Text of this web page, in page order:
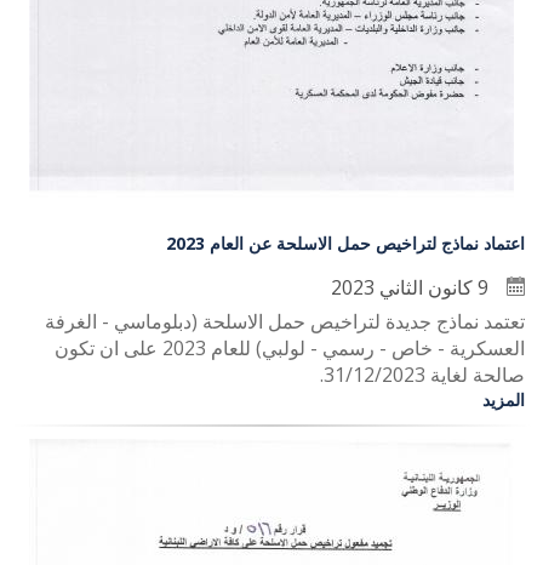
اعتماد نماذج لتراخيص حمل الاسلحة عن العام 2023
تعتمد نماذج جديدة لتراخيص حمل الاسلحة (دبلوماسي - الغرفة
العسكرية - خاص - رسمي - لولبي) للعام 2023 على ان تكون
صالحة لغاية 31/12/2023.
المزيد